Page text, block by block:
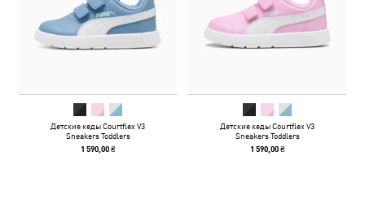
Детские кеды Courtflex V3
Sneakers Toddlers
1 590,00 ₴
Детские кеды Courtflex V3
Sneakers Toddlers
1 590,00 ₴